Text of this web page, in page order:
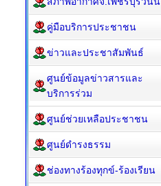
คู่มือบริการประชาชน
ข่าวและประชาสัมพันธ์
ศูนย์ข้อมูลข่าวสารและ
บริการร่วม
ศูนย์ช่วยเหลือประชาชน
ศูนย์ดำรงธรรม
ช่องทางร้องทุกข์-ร้องเรียน